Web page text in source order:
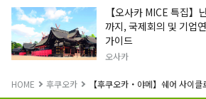
【오사카 MICE 특집】
까지, 국제회의 및 기업
가이드
오사카
HOME 후쿠오카 【후쿠오카・야메】쉐어 사이